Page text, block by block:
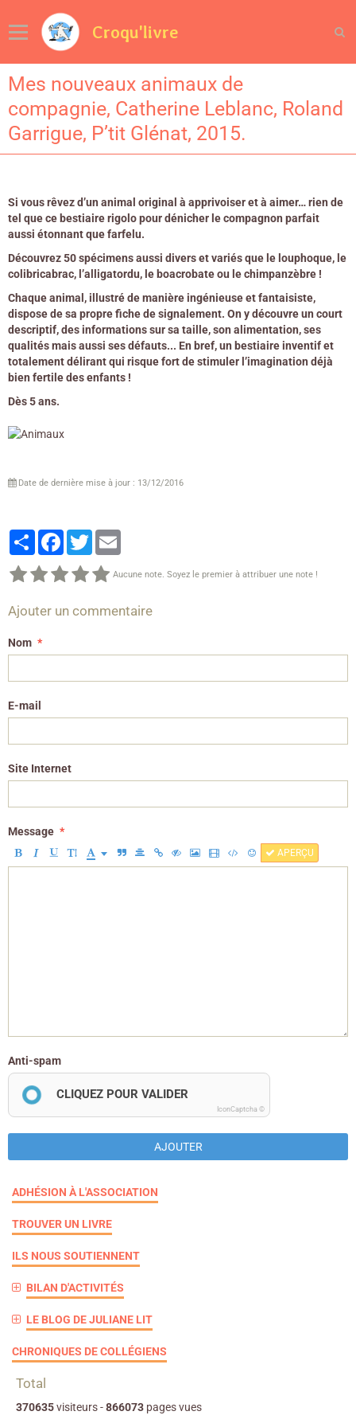
Croqu'livre
Mes nouveaux animaux de
compagnie, Catherine Leblanc, Roland
Garrigue, P’tit Glénat, 2015.
Si vous rêvez d’un animal original à apprivoiser et à aimer… rien de
tel que ce bestiaire rigolo pour dénicher le compagnon parfait
aussi étonnant que farfelu.
Découvrez 50 spécimens aussi divers et variés que le louphoque, le
colibricabrac, l’alligatordu, le boacrobate ou le chimpanzèbre !
Chaque animal, illustré de manière ingénieuse et fantaisiste,
dispose de sa propre fiche de signalement. On y découvre un court
descriptif, des informations sur sa taille, son alimentation, ses
qualités mais aussi ses défauts... En bref, un bestiaire inventif et
totalement délirant qui risque fort de stimuler l’imagination déjà
bien fertile des enfants !
Dès 5 ans.
Date de dernière mise à jour : 13/12/2016
PartagerFacebook
Twitter
Aucune note. Soyez le premier à attribuer une note !
Ajouter un commentaire
Nom
E-mail
Site Internet
Message
APERÇU
Anti-spam
CLIQUEZ POUR VALIDER
IconCaptcha ©
AJOUTER
ADHÉSION À L'ASSOCIATION
TROUVER UN LIVRE
ILS NOUS SOUTIENNENT
BILAN D'ACTIVITÉS
LE BLOG DE JULIANE LIT
CHRONIQUES DE COLLÉGIENS
Total
370635visiteurs -866073 pages vues